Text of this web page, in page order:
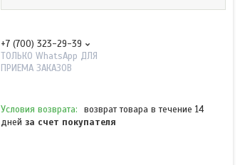
+7 (700) 323-29-39
ТОЛЬКО WhatsApp ДЛЯ
ПРИЕМА ЗАКАЗОВ
возврат товара в течение 14
дней за счет покупателя